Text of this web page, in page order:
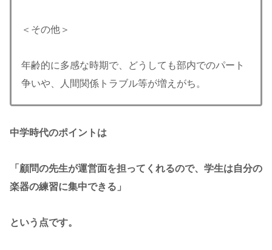
＜その他＞
年齢的に多感な時期で、どうしても部内でのパート
争いや、人間関係トラブル等が増えがち。
中学時代のポイントは
「顧問の先生が運営面を担ってくれるので、学生は自分の
楽器の練習に集中できる」
という点です。